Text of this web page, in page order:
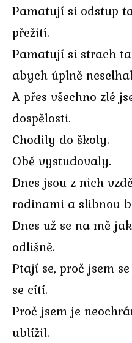
Pamatují si odstup
přežití.
Pamatují si strach
abych úplně
A přes všechno zlé
dospělosti.
Chodily do školy.
Obě vystudovaly.
Dnes jsou z nich
rodinami a slibnou
Dnes už se na mě
odlišně.
Ptají se, proč jsem
se cítí.
Proč jsem je
ublížil.